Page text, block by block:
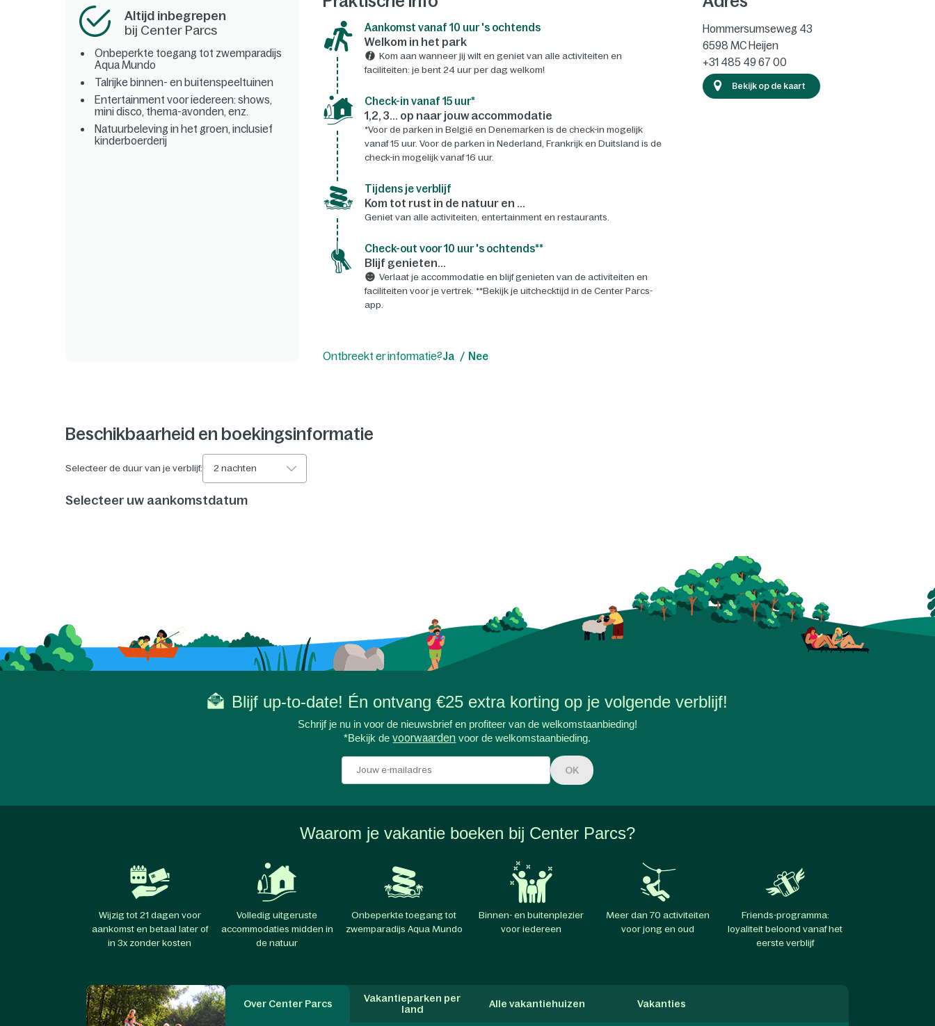
Altijd inbegrepen
bij Center Parcs
Onbeperkte toegang tot zwemparadijs
Aqua Mundo
Talrijke binnen- en buitenspeeltuinen
Entertainment voor iedereen: shows,
mini disco, thema-avonden, enz.
Natuurbeleving in het groen, inclusief
kinderboerderij
Aankomst vanaf 10 uur 's ochtends
Welkom in het park
Kom aan wanneer jij wilt en geniet van alle activiteiten en
faciliteiten: je bent 24 uur per dag welkom!
Check-in vanaf 15 uur*
1,2, 3... op naar jouw accommodatie
*Voor de parken in België en Denemarken is de check-in mogelijk
vanaf 15 uur. Voor de parken in Nederland, Frankrijk en Duitsland is de
check-in mogelijk vanaf 16 uur.
Tijdens je verblijf
Kom tot rust in de natuur en ...
Geniet van alle activiteiten, entertainment en restaurants.
Check-out voor 10 uur 's ochtends**
Blijf genieten...
Verlaat je accommodatie en blijf genieten van de activiteiten en
faciliteiten voor je vertrek. **Bekijk je uitchecktijd in de Center Parcs-
app.
Hommersumseweg 43
6598 MC Heijen
+31 485 49 67 00
Bekijk op de kaart
Ontbreekt er informatie?Ja Nee
Beschikbaarheid en boekingsinformatie
Selecteer de duur van je verblijf: 2 nachten
Selecteer uw aankomstdatum
Blijf up-to-date! Én ontvang €25 extra korting op je volgende verblijf!
Schrijf je nu in voor de nieuwsbrief en profiteer van de welkomstaanbieding!
*Bekijk devoorwaarden voor de welkomstaanbieding.
OK
Waarom je vakantie boeken bij Center Parcs?
Wijzig tot 21 dagen voor
aankomst en betaal later of
in 3x zonder kosten
Volledig uitgeruste
accommodaties midden in
de natuur
Onbeperkte toegang tot
zwemparadijs Aqua Mundo
Binnen- en buitenplezier
voor iedereen
Meer dan 70 activiteiten
voor jong en oud
Friends-programma:
loyaliteit beloond vanaf het
eerste verblijf
Over Center Parcs
Vakantieparken per
land
Alle vakantiehuizen Vakanties